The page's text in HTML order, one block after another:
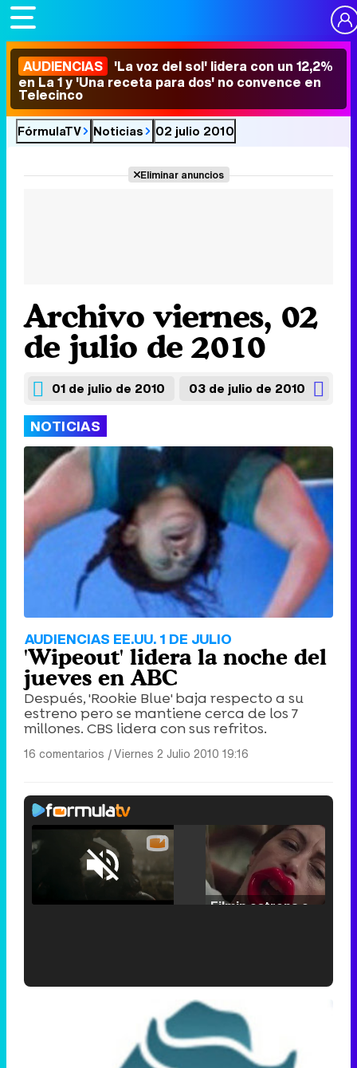
AUDIENCIAS 'La voz del sol' lidera con un 12,2%
en La 1 y 'Una receta para dos' no convence en
Telecinco
FórmulaTV Noticias 02 julio 2010
Eliminar anuncios
Archivo viernes, 02
de julio de 2010
01 de julio de 2010 03 de julio de 2010
NOTICIAS
AUDIENCIAS EE.UU. 1 DE JULIO
'Wipeout' lidera la noche del
jueves en ABC
Después, 'Rookie Blue' baja respecto a su
estreno pero se mantiene cerca de los 7
millones. CBS lidera con sus refritos.
16 comentarios |Viernes 2 Julio 2010 19:16
Unmute /